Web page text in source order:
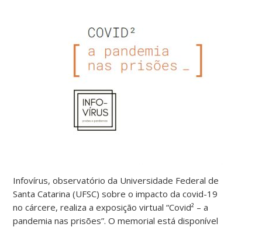
Infovírus, observatório da Universidade Federal de
Santa Catarina (UFSC) sobre o impacto da covid-19
no cárcere, realiza a exposição virtual “Covid² – a
pandemia nas prisões”. O memorial está disponível